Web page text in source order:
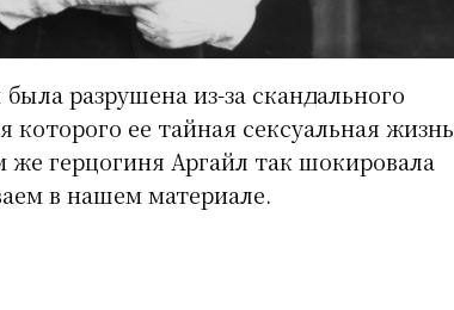
разрушена из-за скандального
которого ее тайная сексуальная жизнь
же герцогиня Аргайл так шокировала
в нашем материале.